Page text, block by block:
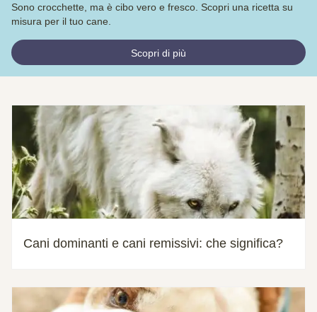
Sono crocchette, ma è cibo vero e fresco. Scopri una ricetta su
misura per il tuo cane.
Scopri di più
Cani dominanti e cani remissivi: che significa?